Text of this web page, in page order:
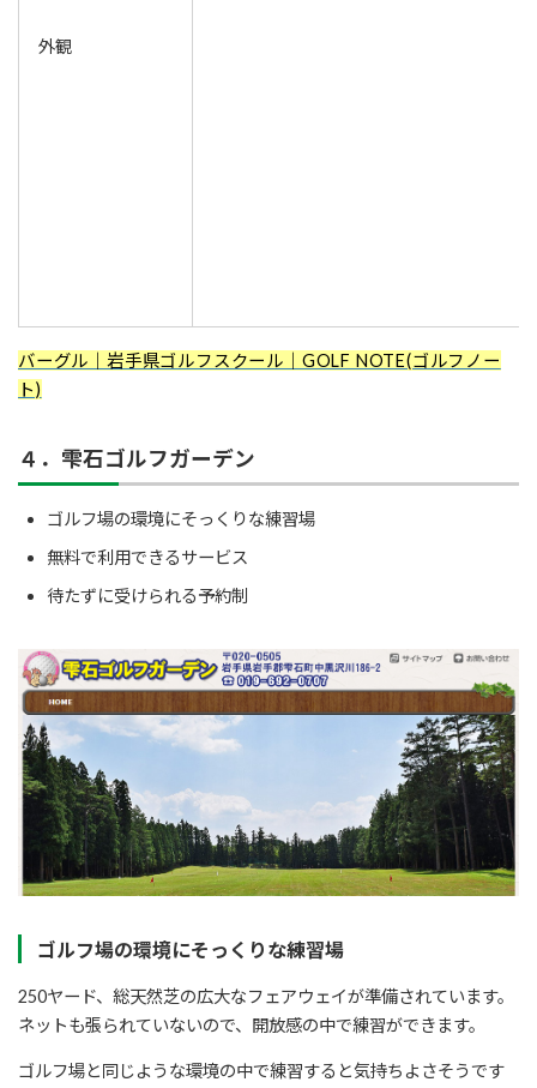
外観
バーグル｜岩手県ゴルフスクール｜GOLF NOTE(ゴルフノー
ト)
４．雫石ゴルフガーデン
ゴルフ場の環境にそっくりな練習場
無料で利用できるサービス
待たずに受けられる予約制
ゴルフ場の環境にそっくりな練習場
250ヤード、総天然芝の広大なフェアウェイが準備されています。
ネットも張られていないので、 開放感の中で練習ができます。
ゴルフ場と同じような環境の中で練習すると気持ちよさそうです